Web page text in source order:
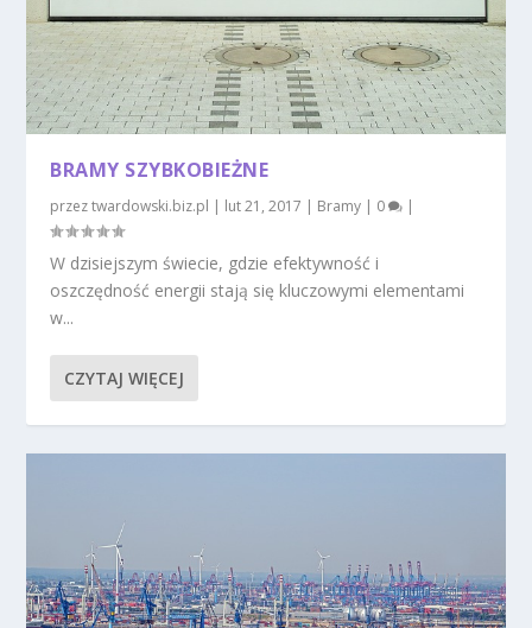
BRAMY SZYBKOBIEŻNE
przeztwardowski.biz.pl | lut 21, 2017 | Bramy | 0 |
W dzisiejszym świecie, gdzie efektywność i
oszczędność energii stają się kluczowymi elementami
w...
CZYTAJ WIĘCEJ